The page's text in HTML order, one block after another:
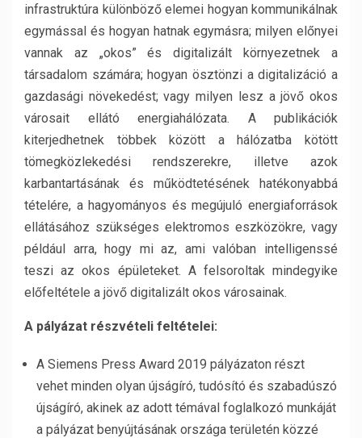
infrastruktúra különböző elemei hogyan kommunikálnak
egymással és hogyan hatnak egymásra; milyen előnyei
vannak az „okos” és digitalizált környezetnek a
társadalom számára; hogyan ösztönzi a digitalizáció a
gazdasági növekedést; vagy milyen lesz a jövő okos
városait ellátó energiahálózata. A publikációk
kiterjedhetnek többek között a hálózatba kötött
tömegközlekedési rendszerekre, illetve azok
karbantartásának és működtetésének hatékonyabbá
tételére, a hagyományos és megújuló energiaforrások
ellátásához szükséges elektromos eszközökre, vagy
például arra, hogy mi az, ami valóban intelligenssé
teszi az okos épületeket. A felsoroltak mindegyike
előfeltétele a jövő digitalizált okos városainak.
A pályázat részvételi feltételei:
A Siemens Press Award 2019 pályázaton részt
vehet minden olyan újságíró, tudósító és szabadúszó
újságíró, akinek az adott témával foglalkozó munkáját
a pályázat benyújtásának országa területén közzé